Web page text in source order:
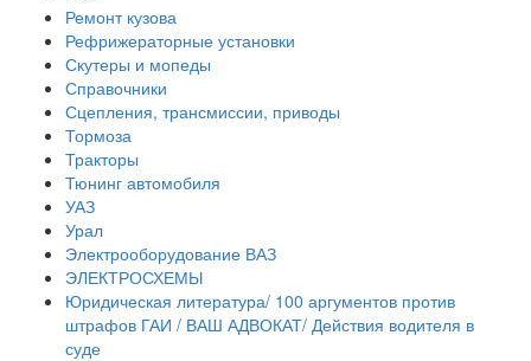
Ремонт кузова
Рефрижераторные установки
Скутеры и мопеды
Справочники
Сцепления, трансмиссии, приводы
Тормоза
Тракторы
Тюнинг автомобиля
УАЗ
Урал
Электрооборудование ВАЗ
ЭЛЕКТРОСХЕМЫ
Юридическая литература/ 100 аргументов против
штрафов ГАИ / ВАШ АДВОКАТ/ Действия водителя в
суде